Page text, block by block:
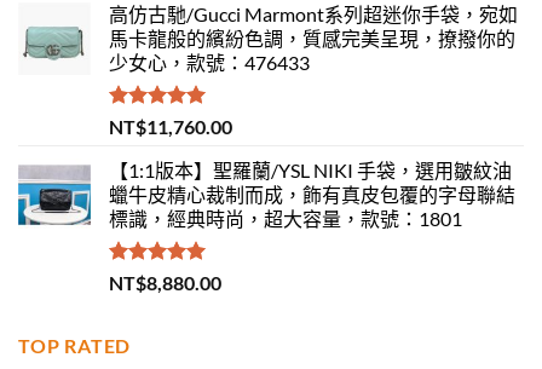
高仿古馳/Gucci Marmont系列超迷你手袋，宛如
馬卡龍般的繽紛色調，質感完美呈現，撩撥你的
少女心，款號：476433
評分5.00
滿分 5
NT$11,760.00
【1:1版本】聖羅蘭/YSL NIKI 手袋，選用皺紋油
蠟牛皮精心裁制而成，飾有真皮包覆的字母聯結
標識，經典時尚，超大容量，款號：1801
評分 5.00
滿分 5
NT$8,880.00
TOP RATED